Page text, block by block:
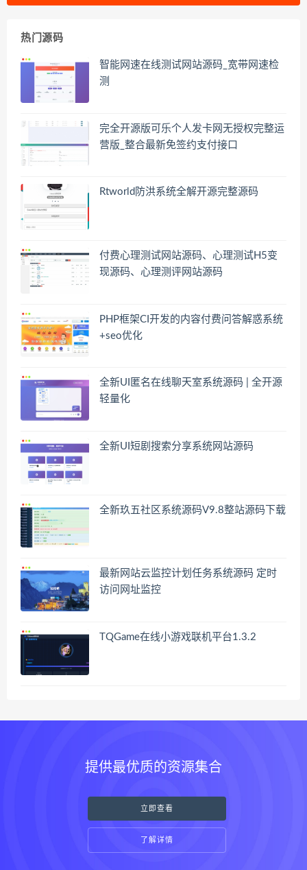
热门源码
智能网速在线测试网站源码_宽带网速检
测
完全开源版可乐个人发卡网无授权完整运
营版_整合最新免签约支付接口
Rtworld防洪系统全解开源完整源码
付费心理测试网站源码、心理测试H5变
现源码、心理测评网站源码
PHP框架CI开发的内容付费问答解惑系统
+seo优化
全新UI匿名在线聊天室系统源码 | 全开源
轻量化
全新UI短剧搜索分享系统网站源码
全新玖五社区系统源码V9.8整站源码下载
最新网站云监控计划任务系统源码 定时
访问网址监控
TQGame在线小游戏联机平台1.3.2
提供最优质的资源集合
立即查看
了解详情